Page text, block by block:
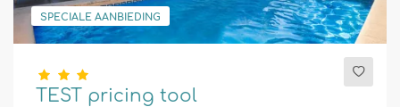
SPECIALE AANBIEDING
TEST pricing tool